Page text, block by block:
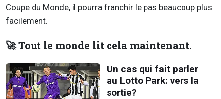
Coupe du Monde, il pourra franchir le pas beaucoup plus
facilement.
🚀 Tout le monde lit cela maintenant.
Un cas qui fait parler
au Lotto Park: vers la
sortie?